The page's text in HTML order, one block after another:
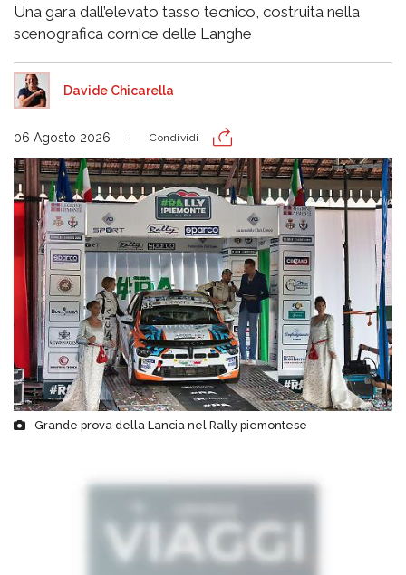
Una gara dall’elevato tasso tecnico, costruita nella
scenografica cornice delle Langhe
Davide Chicarella
06 Agosto 2026 Condividi
Grande prova della Lancia nel Rally piemontese